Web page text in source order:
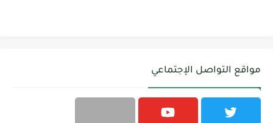
مواقع التواصل الإجتماعي